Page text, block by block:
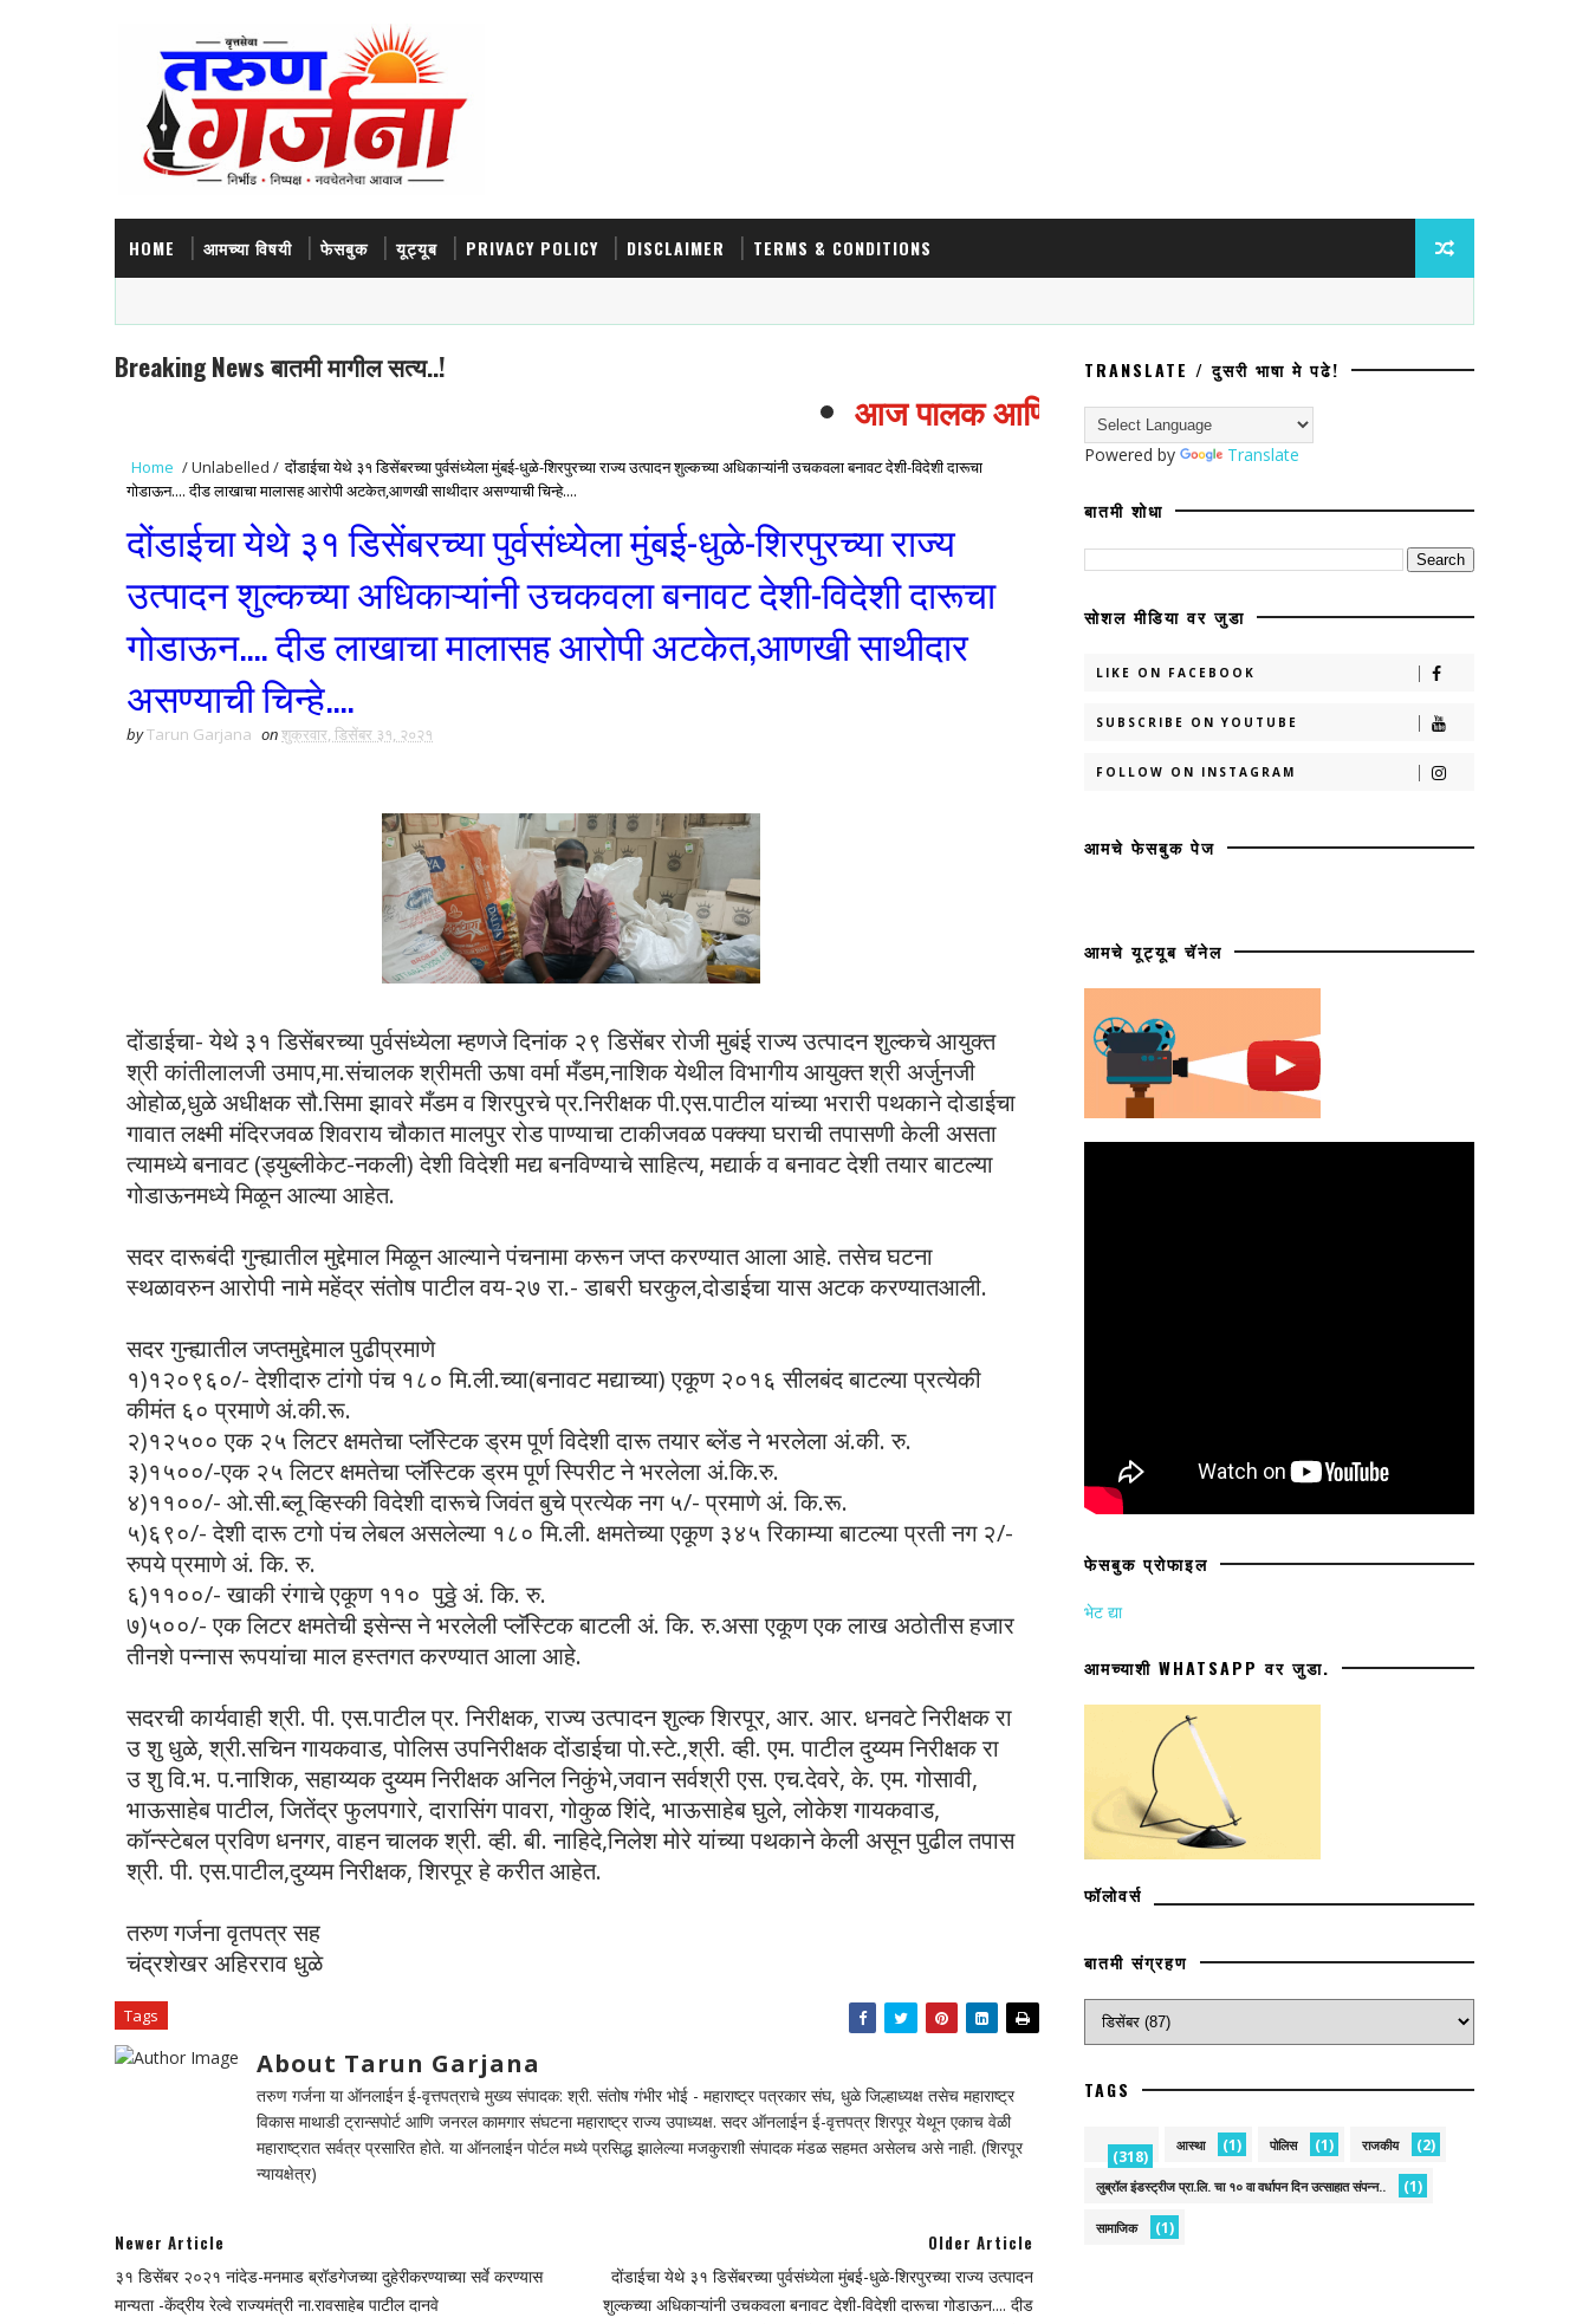
HOME आमच्या विषयी फेसबुक यूट्यूब PRIVACY POLICY DISCLAIMER TERMS & CONDITIONS
Breaking News बातमी मागील सत्य..!
आज पालक आणि विद्यार्थी मरण हेच सरकारी धोरण.
Home /Unlabelled / दोंडाईचा येथे ३१ डिसेंबरच्या पुर्वसंध्येला मुंबई-धुळे-शिरपुरच्या राज्य उत्पादन शुल्कच्या अधिकाऱ्यांनी उचकवला बनावट देशी-विदेशी दारूचा
गोडाऊन.... दीड लाखाचा मालासह आरोपी अटकेत,आणखी साथीदार असण्याची चिन्हे....
दोंडाईचा येथे ३१ डिसेंबरच्या पुर्वसंध्येला मुंबई-धुळे-शिरपुरच्या राज्य
उत्पादन शुल्कच्या अधिकाऱ्यांनी उचकवला बनावट देशी-विदेशी दारूचा
गोडाऊन.... दीड लाखाचा मालासह आरोपी अटकेत,आणखी साथीदार
असण्याची चिन्हे....
byTarun Garjana onशुक्रवार, डिसेंबर ३१, २०२१
दोंडाईचा- येथे ३१ डिसेंबरच्या पुर्वसंध्येला म्हणजे दिनांक २९ डिसेंबर रोजी मुबंई राज्य उत्पादन शुल्कचे आयुक्त
श्री कांतीलालजी उमाप,मा.संचालक श्रीमती ऊषा वर्मा मँडम,नाशिक येथील विभागीय आयुक्त श्री अर्जुनजी
ओहोळ,धुळे अधीक्षक सौ.सिमा झावरे मँडम व शिरपुरचे प्र.निरीक्षक पी.एस.पाटील यांच्या भरारी पथकाने दोडाईचा
गावात लक्ष्मी मंदिरजवळ शिवराय चौकात मालपुर रोड पाण्याचा टाकीजवळ पक्क्या घराची तपासणी केली असता
त्यामध्ये बनावट (ड्युब्लीकेट-नकली) देशी विदेशी मद्य बनविण्याचे साहित्य, मद्यार्क व बनावट देशी तयार बाटल्या
गोडाऊनमध्ये मिळून आल्या आहेत.
सदर दारूबंदी गुन्ह्यातील मुद्देमाल मिळून आल्याने पंचनामा करून जप्त करण्यात आला आहे. तसेच घटना
स्थळावरुन आरोपी नामे महेंद्र संतोष पाटील वय-२७ रा.- डाबरी घरकुल,दोडाईचा यास अटक करण्यातआली.
सदर गुन्ह्यातील जप्तमुद्देमाल पुढीप्रमाणे
१)१२०९६०/- देशीदारु टांगो पंच १८० मि.ली.च्या(बनावट मद्याच्या) एकूण २०१६ सीलबंद बाटल्या प्रत्येकी
कीमंत ६० प्रमाणे अं.की.रू.
२)१२५०० एक २५ लिटर क्षमतेचा प्लॅस्टिक ड्रम पूर्ण विदेशी दारू तयार ब्लेंड ने भरलेला अं.की. रु.
३)१५००/-एक २५ लिटर क्षमतेचा प्लॅस्टिक ड्रम पूर्ण स्पिरीट ने भरलेला अं.कि.रु.
४)११००/- ओ.सी.ब्लू व्हिस्की विदेशी दारूचे जिवंत बुचे प्रत्येक नग ५/- प्रमाणे अं. कि.रू.
५)६९०/- देशी दारू टगो पंच लेबल असलेल्या १८० मि.ली. क्षमतेच्या एकूण ३४५ रिकाम्या बाटल्या प्रती नग २/-
रुपये प्रमाणे अं. कि. रु.
६)११००/- खाकी रंगाचे एकूण ११० पुठ्ठे अं. कि. रु.
७)५००/- एक लिटर क्षमतेची इसेन्स ने भरलेली प्लॅस्टिक बाटली अं. कि. रु.असा एकूण एक लाख अठोतीस हजार
तीनशे पन्नास रूपयांचा माल हस्तगत करण्यात आला आहे.
सदरची कार्यवाही श्री. पी. एस.पाटील प्र. निरीक्षक, राज्य उत्पादन शुल्क शिरपूर, आर. आर. धनवटे निरीक्षक रा
उ शु धुळे, श्री.सचिन गायकवाड, पोलिस उपनिरीक्षक दोंडाईचा पो.स्टे.,श्री. व्ही. एम. पाटील दुय्यम निरीक्षक रा
उ शु वि.भ. प.नाशिक, सहाय्यक दुय्यम निरीक्षक अनिल निकुंभे,जवान सर्वश्री एस. एच.देवरे, के. एम. गोसावी,
भाऊसाहेब पाटील, जितेंद्र फुलपगारे, दारासिंग पावरा, गोकुळ शिंदे, भाऊसाहेब घुले, लोकेश गायकवाड,
कॉन्स्टेबल प्रविण धनगर, वाहन चालक श्री. व्ही. बी. नाहिदे,निलेश मोरे यांच्या पथकाने केली असून पुढील तपास
श्री. पी. एस.पाटील,दुय्यम निरीक्षक, शिरपूर हे करीत आहेत.
तरुण गर्जना वृतपत्र सह
चंद्रशेखर अहिरराव धुळे
Tags
About Tarun Garjana
तरुण गर्जना या ऑनलाईन ई-वृत्तपत्राचे मुख्य संपादक: श्री. संतोष गंभीर भोई - महाराष्ट्र पत्रकार संघ, धुळे जिल्हाध्यक्ष तसेच महाराष्ट्र
विकास माथाडी ट्रान्सपोर्ट आणि जनरल कामगार संघटना महाराष्ट्र राज्य उपाध्यक्ष. सदर ऑनलाईन ई-वृत्तपत्र शिरपूर येथून एकाच वेळी
महाराष्ट्रात सर्वत्र प्रसारित होते. या ऑनलाईन पोर्टल मध्ये प्रसिद्ध झालेल्या मजकुराशी संपादक मंडळ सहमत असेलच असे नाही. (शिरपूर
न्यायक्षेत्र)
Newer Article
३१ डिसेंबर २०२१ नांदेड-मनमाड ब्रॉडगेजच्या दुहेरीकरण्याच्या सर्वे करण्यास
मान्यता -केंद्रीय रेल्वे राज्यमंत्री ना.रावसाहेब पाटील दानवे
Older Article
दोंडाईचा येथे ३१ डिसेंबरच्या पुर्वसंध्येला मुंबई-धुळे-शिरपुरच्या राज्य उत्पादन
शुल्कच्या अधिकाऱ्यांनी उचकवला बनावट देशी-विदेशी दारूचा गोडाऊन.... दीड
TRANSLATE / दुसरी भाषा मे पढे!
Powered by Translate
बातमी शोधा
सोशल मीडिया वर जुडा
LIKE ON FACEBOOK
SUBSCRIBE ON YOUTUBE
FOLLOW ON INSTAGRAM
आमचे फेसबुक पेज
आमचे यूट्यूब चॅनेल
फेसबुक प्रोफाइल
भेट द्या
आमच्याशी WHATSAPP वर जुडा.
फॉलोवर्स
बातमी संग्रहण
TAGS
(318)
आस्था (1) पोलिस (1) राजकीय (2)
लुब्रॉल इंडस्ट्रीज प्रा.लि. चा १० वा वर्धापन दिन उत्साहात संपन्न.. (1)
सामाजिक (1)